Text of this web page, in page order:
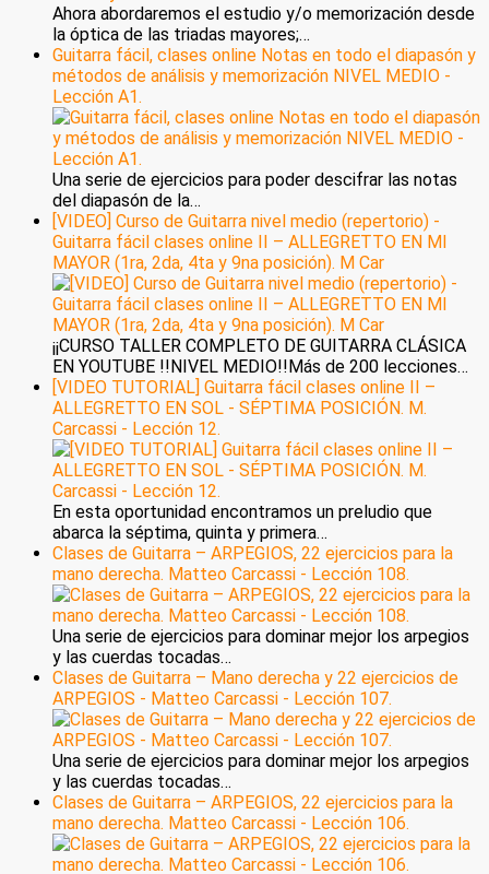
Ahora abordaremos el estudio y/o memorización desde
la óptica de las triadas mayores;…
Guitarra fácil, clases online Notas en todo el diapasón y
métodos de análisis y memorización NIVEL MEDIO -
Lección A1.
Una serie de ejercicios para poder descifrar las notas
del diapasón de la…
[VIDEO] Curso de Guitarra nivel medio (repertorio) -
Guitarra fácil clases online II – ALLEGRETTO EN MI
MAYOR (1ra, 2da, 4ta y 9na posición). M Car
¡¡CURSO TALLER COMPLETO DE GUITARRA CLÁSICA
EN YOUTUBE !!NIVEL MEDIO!!Más de 200 lecciones…
[VIDEO TUTORIAL] Guitarra fácil clases online II –
ALLEGRETTO EN SOL - SÉPTIMA POSICIÓN. M.
Carcassi - Lección 12.
En esta oportunidad encontramos un preludio que
abarca la séptima, quinta y primera…
Clases de Guitarra – ARPEGIOS, 22 ejercicios para la
mano derecha. Matteo Carcassi - Lección 108.
Una serie de ejercicios para dominar mejor los arpegios
y las cuerdas tocadas…
Clases de Guitarra – Mano derecha y 22 ejercicios de
ARPEGIOS - Matteo Carcassi - Lección 107.
Una serie de ejercicios para dominar mejor los arpegios
y las cuerdas tocadas…
Clases de Guitarra – ARPEGIOS, 22 ejercicios para la
mano derecha. Matteo Carcassi - Lección 106.